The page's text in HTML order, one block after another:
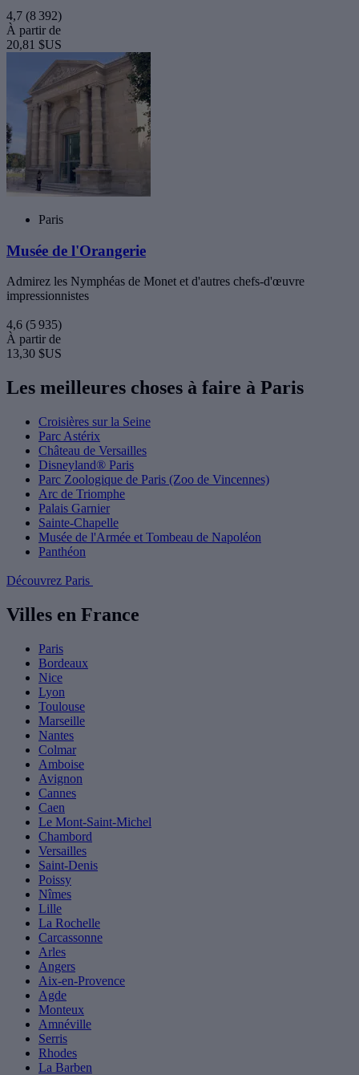
4,7 (8 392)
À partir de
20,81 $US
Paris
Musée de l'Orangerie
Admirez les Nymphéas de Monet et d'autres chefs-d'œuvre
impressionnistes
4,6 (5 935)
À partir de
13,30 $US
Les meilleures choses à faire à Paris
Croisières sur la Seine
Parc Astérix
Château de Versailles
Disneyland® Paris
Parc Zoologique de Paris (Zoo de Vincennes)
Arc de Triomphe
Palais Garnier
Sainte-Chapelle
Musée de l'Armée et Tombeau de Napoléon
Panthéon
Découvrez Paris
Villes en France
Paris
Bordeaux
Nice
Lyon
Toulouse
Marseille
Nantes
Colmar
Amboise
Avignon
Cannes
Caen
Le Mont-Saint-Michel
Chambord
Versailles
Saint-Denis
Poissy
Nîmes
Lille
La Rochelle
Carcassonne
Arles
Angers
Aix-en-Provence
Agde
Monteux
Amnéville
Serris
Rhodes
La Barben